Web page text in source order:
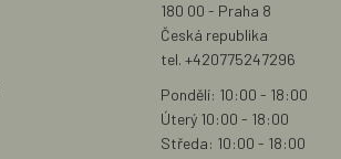
180 00 - Praha 8
Česká republika
tel. +420775247296
Pondělí: 10:00 - 18:00
Úterý 10:00 - 18:00
Středa: 10:00 - 18:00